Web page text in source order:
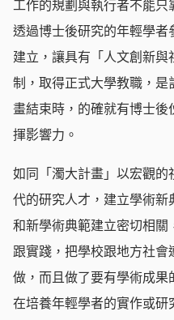
工作的規劃與執行者不能只
透過博士後研究的年輕學
建立，讓具有「人文創新
制，取得正式大學教職，
畫結束時，的確就有博士
揮影響力。
如同「濁大計畫」以宏觀
代的研究人才，建立學術
和新學術典範建立密切相
跟實踐，把學校跟地方社
做，而且做了要有學術成果
在培養年輕學者的實作或